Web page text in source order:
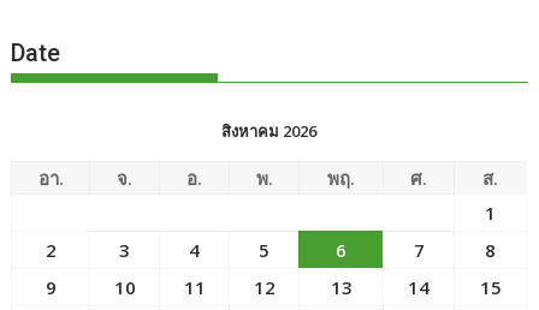
Date
สิงหาคม 2026
อา. จ. อ. พ. พฤ. ศ.
ส.
1
2
3 4 5 6 7
8
9
10 11 12 13 14
15